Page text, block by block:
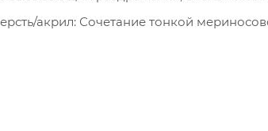
акрил: Сочетание тонкой
- Сертификат